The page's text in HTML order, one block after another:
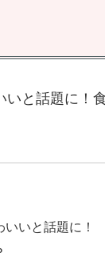
と話題に！
いと話題に！